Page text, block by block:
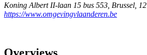
Koning Albert II-laan 15 bus 553 Brussel
https://www.omgevingvlaanderen.be
Overviews